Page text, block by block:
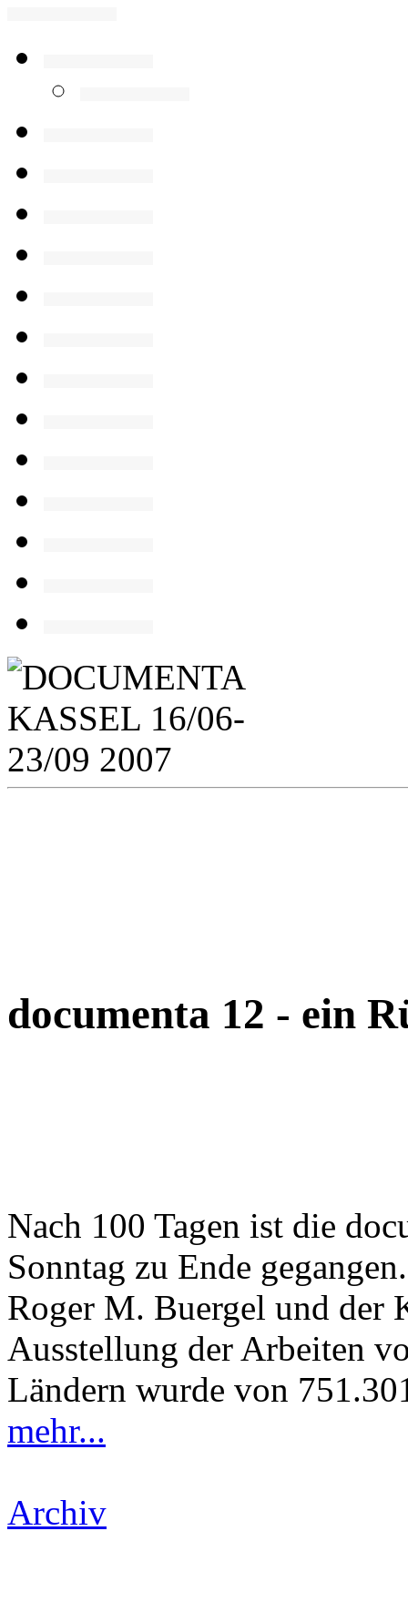
documenta 12 - ein
Nach 100 Tagen ist die
Sonntag zu Ende
Roger M. Buergel und der
Ausstellung der Arbeiten
Ländern wurde von
mehr...
Archiv